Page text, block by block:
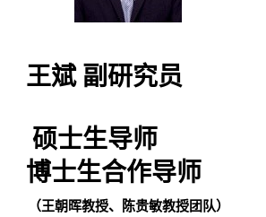
王斌 副研究员
硕士生导师
博士生合作导师
（王朝晖教授、陈贵敏教授团队）